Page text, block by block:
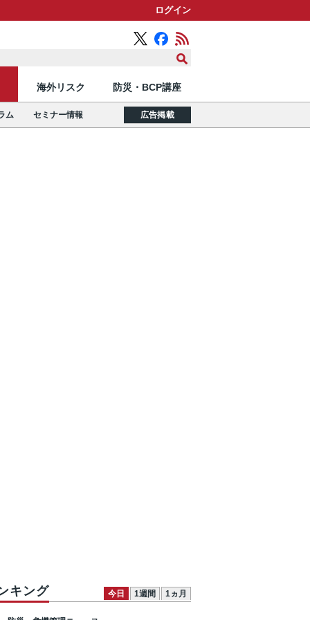
ログイン
海外リスク 防災・BCP講座
ム セミナー情報 広告掲載
キング 今日 1週間 1ヵ月